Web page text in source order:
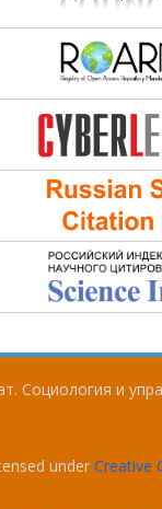
Социология и
under Creative